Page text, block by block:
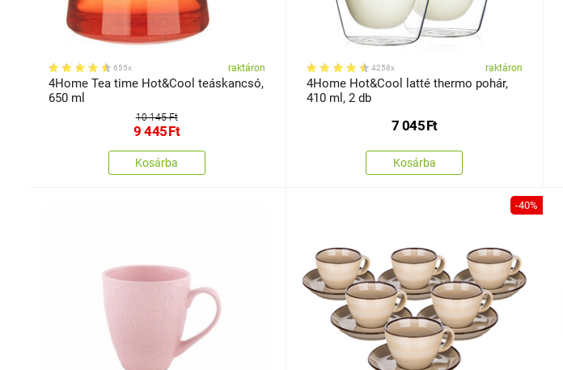
655x raktáron
4Home Tea time Hot&Cool teáskancsó,
650 ml
10 145 Ft
9 445Ft
Kosárba
4258x raktáron
4Home Hot&Cool latté thermo pohár,
410 ml, 2 db
7 045Ft
Kosárba
-40%